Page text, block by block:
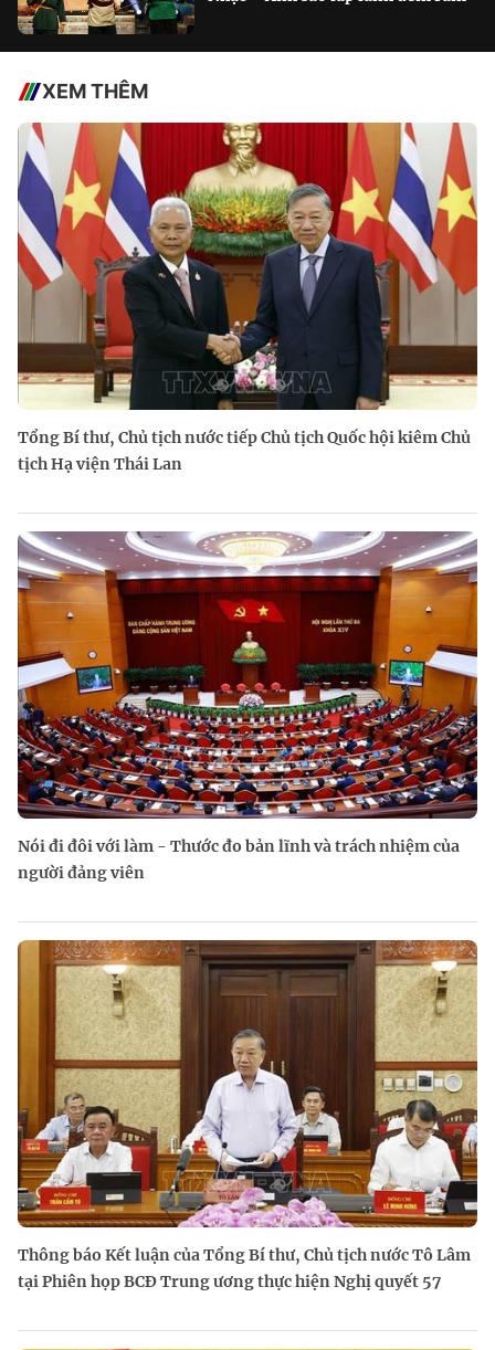
XEM THÊM
Tổng Bí thư, Chủ tịch nước tiếp Chủ tịch Quốc hội kiêm Chủ
tịch Hạ viện Thái Lan
Nói đi đôi với làm - Thước đo bản lĩnh và trách nhiệm của
người đảng viên
Thông báo Kết luận của Tổng Bí thư, Chủ tịch nước Tô Lâm
tại Phiên họp BCĐ Trung ương thực hiện Nghị quyết 57